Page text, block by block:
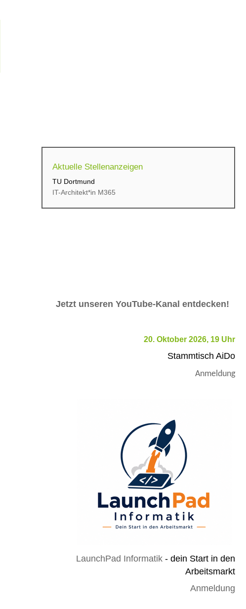
Aktuelle Stellenanzeigen
TU Dortmund
IT-Architekt*in M365
cbs Corporate Business...
Initiativbewerbung für...
Jetzt unseren YouTube-Kanal entdecken!
20. Oktober 2026, 19 Uhr
Stammtisch AiDo
Anmeldung
LaunchPad Informatik - dein Start in den
Arbeitsmarkt
Anmeldung